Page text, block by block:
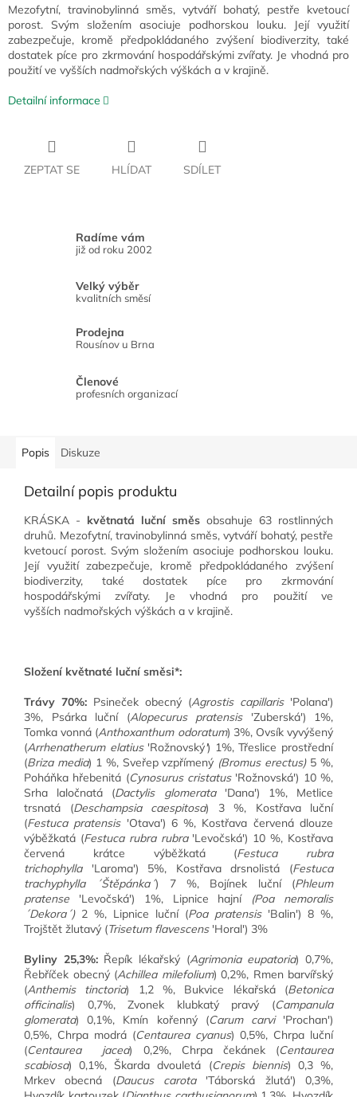
Mezofytní, travinobylinná směs, vytváří bohatý, pestře kvetoucí
porost. Svým složením asociuje podhorskou louku. Její využití
zabezpečuje, kromě předpokládaného zvýšení biodiverzity, také
dostatek píce pro zkrmování hospodářskými zvířaty. Je vhodná pro
použití ve vyšších nadmořských výškách a v krajině.
Detailní informace
ZEPTAT SE HLÍDAT SDÍLET
Radíme vám
již od roku 2002
Velký výběr
kvalitních směsí
Prodejna
Rousínov u Brna
Členové
profesních organizací
Popis Diskuze
Detailní popis produktu
KRÁSKA - květnatá luční směs obsahuje 63 rostlinných
druhů. Mezofytní, travinobylinná směs, vytváří bohatý, pestře
kvetoucí porost. Svým složením asociuje podhorskou louku.
Její využití zabezpečuje, kromě předpokládaného zvýšení
biodiverzity, také dostatek píce pro zkrmování
hospodářskými zvířaty. Je vhodná pro použití ve
vyšších nadmořských výškách a v krajině.
Složení květnaté luční směsi*:
Trávy 70%: Psineček obecný (Agrostis capillaris'Polana')
3%, Psárka luční (Alopecurus pratensis'Zuberská') 1%,
Tomka vonná (Anthoxanthum odoratum) 3%, Ovsík vyvýšený
(Arrhenatherum elatius 'Rožnovský') 1%, Třeslice prostřední
(Briza media) 1 %, Sveřep vzpřímený (Bromus erectus)5 %,
Poháňka hřebenitá (Cynosurus cristatus'Rožnovská') 10 %,
Srha laločnatá (Dactylis glomerata'Dana') 1%, Metlice
trsnatá (Deschampsia caespitosa) 3 %, Kostřava luční
(Festuca pratensis'Otava') 6 %, Kostřava červená dlouze
výběžkatá (Festuca rubra rubra'Levočská') 10 %, Kostřava
červená krátce výběžkatá (Festuca rubra
trichophylla'Laroma') 5%, Kostřava drsnolistá (Festuca
trachyphylla ´Štěpánka´) 7 %, Bojínek luční (Phleum
pratense 'Levočská') 1%, Lipnice hajní
(Poa nemoralis
´Dekora´)2 %, Lipnice luční (Poa pratensis'Balin') 8 %,
Trojštět žlutavý (Trisetum flavescens'Horal') 3%
Byliny 25,3%:Řepík lékařský (Agrimonia eupatoria) 0,7%,
Řebříček obecný (Achillea milefolium) 0,2%, Rmen barvířský
(Anthemis tinctoria) 1,2 %, Bukvice lékařská (Betonica
officinalis) 0,7%, Zvonek klubkatý pravý (Campanula
glomerata) 0,1%, Kmín kořenný (Carum carvi'Prochan')
0,5%, Chrpa modrá (Centaurea cyanus) 0,5%, Chrpa luční
(Centaurea jacea) 0,2%, Chrpa čekánek (Centaurea
scabiosa) 0,1%, Škarda dvouletá (Crepis biennis) 0,3 %,
Mrkev obecná (Daucus carota'Táborská žlutá') 0,3%,